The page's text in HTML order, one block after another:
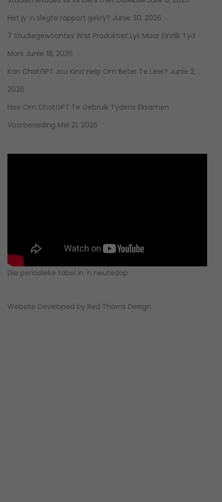
Het jy ‘n slegte rapport gekry? Junie 30, 2026
7 Studiegewoontes Wat Produktief Lyk Maar Eintlik Tyd
Mors Junie 18, 2026
Kan ChatGPT Jou Kind Help Om Beter Te Leer? Junie 2,
2026
Hoe Om ChatGPT Te Gebruik Tydens Eksamen
Voorbereiding Mei 21, 2026
Die periodieke tabel in 'n neutedop
Website Developed by Red Thorns Design